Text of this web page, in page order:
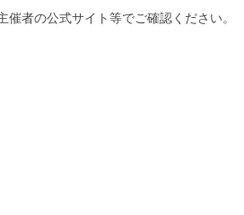
者の公式サイト等でご確認ください。